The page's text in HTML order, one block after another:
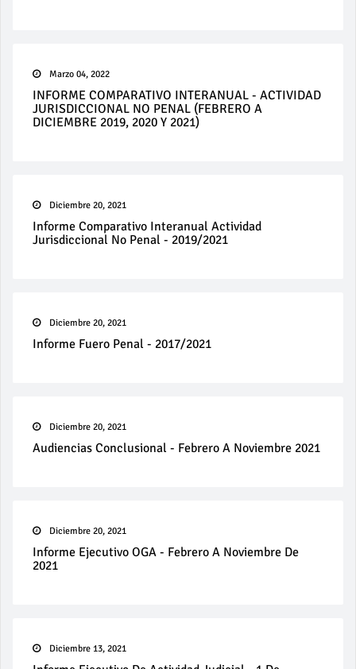
Marzo 04, 2022
INFORME COMPARATIVO INTERANUAL - ACTIVIDAD
JURISDICCIONAL NO PENAL (FEBRERO A
DICIEMBRE 2019, 2020 Y 2021)
Diciembre 20, 2021
Informe Comparativo Interanual Actividad
Jurisdiccional No Penal - 2019/2021
Diciembre 20, 2021
Informe Fuero Penal - 2017/2021
Diciembre 20, 2021
Audiencias Conclusional - Febrero A Noviembre 2021
Diciembre 20, 2021
Informe Ejecutivo OGA - Febrero A Noviembre De
2021
Diciembre 13, 2021